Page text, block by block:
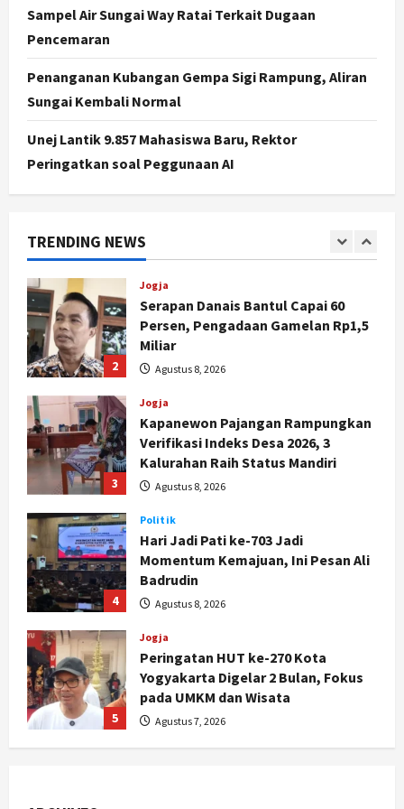
Sampel Air Sungai Way Ratai Terkait Dugaan
Pencemaran
Penanganan Kubangan Gempa Sigi Rampung, Aliran
Sungai Kembali Normal
Unej Lantik 9.857 Mahasiswa Baru, Rektor
Peringatkan soal Peggunaan AI
TRENDING NEWS
5
Jogja
Yogyakarta Digelar 2 Bulan, Fokus
pada UMKM dan Wisata
Agustus 7, 2026
Politik
Dana Bantuan Korban TPKS
2
Jogja
Serapan Danais Bantul Capai 60
Persen, Pengadaan Gamelan Rp1,5
Miliar
Agustus 8, 2026
3
Jogja
Kapanewon Pajangan Rampungkan
Verifikasi Indeks Desa 2026, 3
Kalurahan Raih Status Mandiri
Agustus 8, 2026
4
Politik
Hari Jadi Pati ke-703 Jadi
Momentum Kemajuan, Ini Pesan Ali
Badrudin
Agustus 8, 2026
5
Jogja
Peringatan HUT ke-270 Kota
Yogyakarta Digelar 2 Bulan, Fokus
pada UMKM dan Wisata
Agustus 7, 2026
Politik
Dana Bantuan Korban TPKS